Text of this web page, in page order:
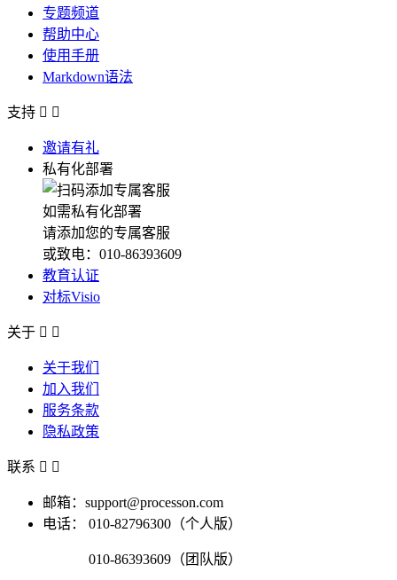
专题频道
帮助中心
使用手册
Markdown语法
支持  
邀请有礼
私有化部署
如需私有化部署
请添加您的专属客服
或致电：010-86393609
教育认证
对标Visio
关于  
关于我们
加入我们
服务条款
隐私政策
联系  
邮箱：support@processon.com
电话：
010-82796300（个人版）
010-86393609（团队版）